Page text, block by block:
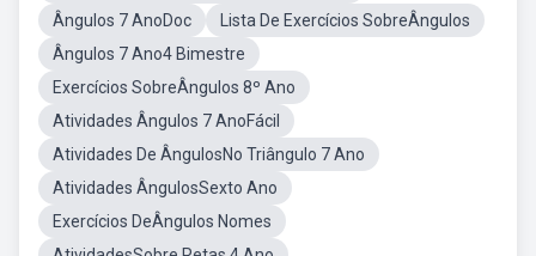
Ângulos 7 AnoDoc
Lista De Exercícios SobreÂngulos
Ângulos 7 Ano4 Bimestre
Exercícios SobreÂngulos 8º Ano
Atividades Ângulos 7 AnoFácil
Atividades De ÂngulosNo Triângulo 7 Ano
Atividades ÂngulosSexto Ano
Exercícios DeÂngulos Nomes